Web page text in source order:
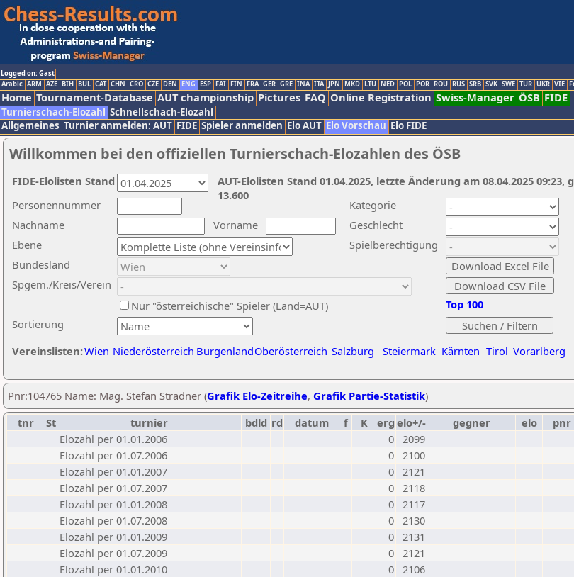
Logged on: Gast
Arabic ARM AZE BIH BUL CAT CHN CRO CZE DEN ENG ESP FAI FIN FRA GER GRE INA ITA JPN MKD LTU NED POL POR ROU RUS SRB SVK SWE TUR UKR VIE
Home Tournament-Database AUT championship Pictures FAQ Online Registration Swiss-Manager ÖSB FIDE
Turnierschach-Elozahl Schnellschach-Elozahl
Allgemeines Turnier anmelden: AUT FIDE Spieler anmelden Elo AUT Elo Vorschau Elo FIDE
Willkommen bei den offiziellen Turnierschach-Elozahlen des ÖSB
Nachname
Vorname
Ebene
Kategorie
Sortierung
Personennummer
Bundesland
Spgem./Kreis/Verein
Geschlecht
Nur "österreichische" Spieler (Land=AUT)
Spielberechtigung
Vereinslisten:Wien Niederösterreich BurgenlandOberösterreich Salzburg Steiermark Kärnten Tirol Vorarlberg
Top 100
AUT-Elolisten Stand 01.04.2025, letzte Änderung am 08.04.2025
13.600
FIDE-Elolisten Stand
Pnr:104765 Name: Mag. Stefan Stradner (Grafik Elo-Zeitreihe, Grafik Partie-Statistik)
tnr
St turnier bdld rd datum f K erg elo+/- gegner elo
pnr
Elozahl per 01.01.2006
0 2099
Elozahl per 01.07.2006
0 2100
Elozahl per 01.01.2007
0 2121
Elozahl per 01.07.2007
0 2118
Elozahl per 01.01.2008
0 2117
Elozahl per 01.07.2008
0 2130
Elozahl per 01.01.2009
0 2131
Elozahl per 01.07.2009
0 2121
Elozahl per 01.01.2010
0 2106